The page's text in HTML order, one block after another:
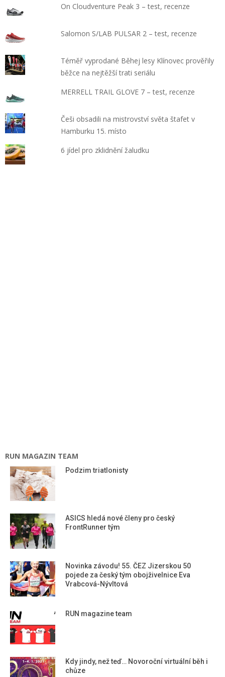
On Cloudventure Peak 3 – test, recenze
Salomon S/LAB PULSAR 2 – test, recenze
Téměř vyprodané Běhej lesy Klínovec prověřily
běžce na nejtěžší trati seriálu
MERRELL TRAIL GLOVE 7 – test, recenze
Češi obsadili na mistrovství světa štafet v
Hamburku 15. místo
6 jídel pro zklidnění žaludku
RUN MAGAZIN TEAM
Podzim triatlonisty
ASICS hledá nové členy pro český
FrontRunner tým
Novinka závodu! 55. ČEZ Jizerskou 50
pojede za český tým obojživelnice Eva
Vrabcová-Nývltová
RUN magazine team
Kdy jindy, než teď… Novoroční virtuální běh i
chůze